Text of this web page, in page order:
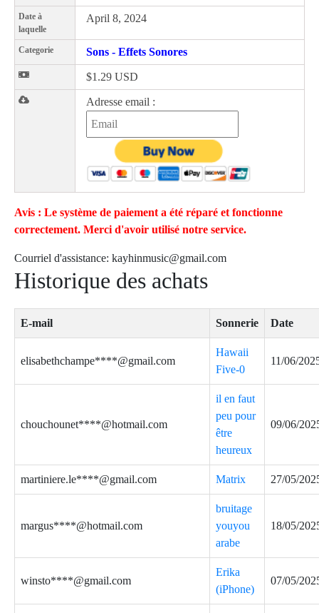
Date à
laquelle
April 8, 2024
Categorie Sons - Effets Sonores
$1.29 USD
Adresse email :
Avis : Le système de paiement a été réparé et fonctionne
correctement. Merci d'avoir utilisé notre service.
Courriel d'assistance: kayhinmusic@gmail.com
Historique des achats
E-mail Sonnerie Date
elisabethchampe****@gmail.com
Hawaii
Five-0
11/06/
chouchounet****@hotmail.com
il en faut
peu pour
être
heureux
09/06/
martiniere.le****@gmail.com Matrix 27/05/
margus****@hotmail.com
bruitage
youyou
arabe
18/05/
winsto****@gmail.com
Erika
(iPhone)
07/05/